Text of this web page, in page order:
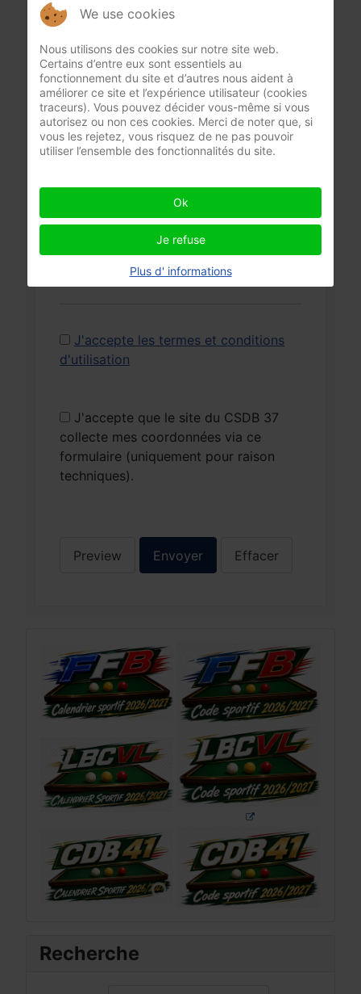
5000caractères restants
J'accepte les termes et conditions
d'utilisation
J'accepte que le site du CSDB 37
collecte mes coordonnées via ce
formulaire (uniquement pour raison
techniques).
Preview Envoyer Effacer
Recherche
We use cookies
Nous utilisons des cookies sur notre site web.
Certains d’entre eux sont essentiels au
fonctionnement du site et d’autres nous aident à
améliorer ce site et l’expérience utilisateur (cookies
traceurs). Vous pouvez décider vous-même si vous
autorisez ou non ces cookies. Merci de noter que, si
vous les rejetez, vous risquez de ne pas pouvoir
utiliser l’ensemble des fonctionnalités du site.
Ok
Je refuse
Plus d' informations